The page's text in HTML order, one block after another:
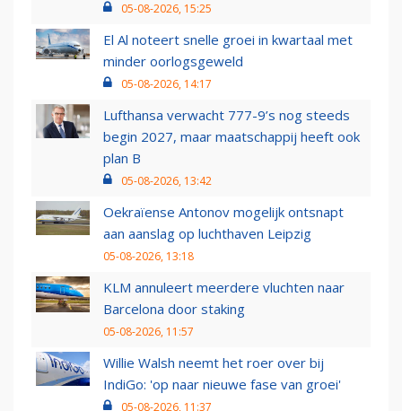
05-08-2026, 15:25
El Al noteert snelle groei in kwartaal met
minder oorlogsgeweld
05-08-2026, 14:17
Lufthansa verwacht 777-9’s nog steeds
begin 2027, maar maatschappij heeft ook
plan B
05-08-2026, 13:42
Oekraïense Antonov mogelijk ontsnapt
aan aanslag op luchthaven Leipzig
05-08-2026, 13:18
KLM annuleert meerdere vluchten naar
Barcelona door staking
05-08-2026, 11:57
Willie Walsh neemt het roer over bij
IndiGo: 'op naar nieuwe fase van groei'
05-08-2026, 11:37